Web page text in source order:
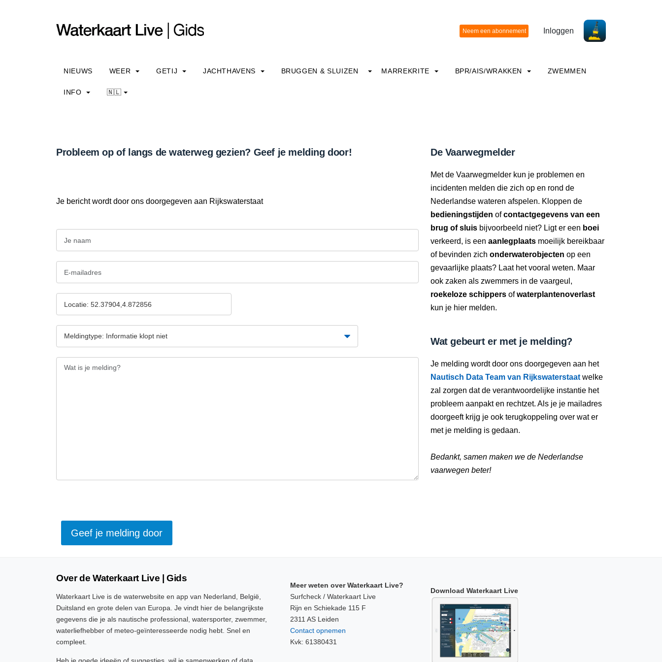
Inloggen
NIEUWS WEER GETIJ JACHTHAVENS BRUGGEN & SLUIZEN MARREKRITE BPR/AIS/WRAKKEN ZWEMMEN
INFO 🇳🇱
Probleem op of langs de waterweg gezien? Geef je melding door!
Je bericht wordt door ons doorgegeven aan Rijkswaterstaat
De Vaarwegmelder
Met de Vaarwegmelder kun je problemen en
incidenten melden die zich op en rond de
Nederlandse wateren afspelen. Kloppen de
bedieningstijden ofcontactgegevens van een
brug of sluis bijvoorbeeld niet? Ligt er een boei
verkeerd, is een aanlegplaats moeilijk bereikbaar
of bevinden zich onderwaterobjecten op een
gevaarlijke plaats? Laat het vooral weten. Maar
ook zaken als zwemmers in de vaargeul,
roekeloze schippers ofwaterplantenoverlast
kun je hier melden.
Wat gebeurt er met je melding?
Je melding wordt door ons doorgegeven aan het
Nautisch Data Team van Rijkswaterstaat welke
zal zorgen dat de verantwoordelijke instantie het
probleem aanpakt en rechtzet. Als je je mailadres
doorgeeft krijg je ook terugkoppeling over wat er
met je melding is gedaan.
Bedankt, samen maken we de Nederlandse
vaarwegen beter!
Over de Waterkaart Live | Gids
Waterkaart Live is de waterwebsite en app van Nederland, België,
Duitsland en grote delen van Europa. Je vindt hier de belangrijkste
gegevens die je als nautische professional, watersporter, zwemmer,
waterliefhebber of meteo-geïnteresseerde nodig hebt. Snel en
compleet.
Meer weten over Waterkaart Live?
Surfcheck / Waterkaart Live
Rijn en Schiekade 115 F
2311 AS Leiden
Contact opnemen
Kvk: 61380431
Download Waterkaart Live